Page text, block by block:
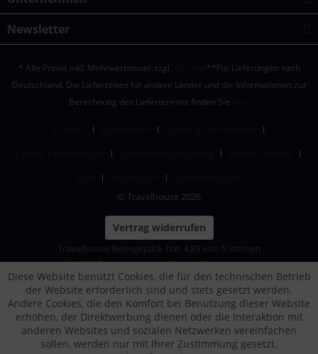
Newsletter
* Alle Preise inkl. Mehrwertsteuer zzgl.
**Für Lieferungen nach
Deutschland. Die Lieferzeiten für andere Länder und die Informationen zur
Berechnung des Liefertermins finden Sie
© Travelhouse 2026
Vertrag widerrufen
Travelhouse Reisegepäck hat 4,83 von 5 Sternen
|1876Bewertungen auf ProvenExpert.com
Diese Website benutzt Cookies, die für den technischen Betrieb
der Website erforderlich sind und stets gesetzt werden.
Andere Cookies, die den Komfort bei Benutzung dieser Website
erhöhen, der Direktwerbung dienen oder die Interaktion mit
anderen Websites und sozialen Netzwerken vereinfachen
sollen, werden nur mit Ihrer Zustimmung gesetzt.